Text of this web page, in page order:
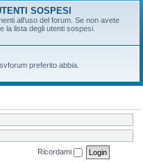
SOSPESI
all'uso del forum. Se non avete
la lista degli utenti sospesi.
preferito abbia.
Ricordami